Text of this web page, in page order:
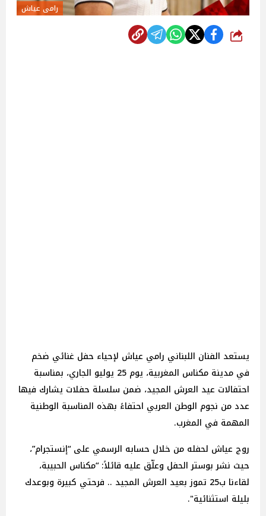
رامى عياش
شارك
يستعد الفنان اللبناني رامي عياش لإحياء حفل غنائي ضخم
في مدينة مكناس المغربية، يوم 25 يوليو الجاري، بمناسبة
احتفالات عيد العرش المجيد، ضمن سلسلة حفلات يشارك فيها
عدد من نجوم الوطن العربي احتفاءً بهذه المناسبة الوطنية
المهمة في المغرب.
روج عياش لحفله من خلال حسابه الرسمي على “إنستجرام”،
حيث نشر بوستر الحفل وعلّق عليه قائلاً: “مكناس الحبيبة،
لقاءنا ب25 تموز بعيد العرش المجيد .. فرحتي كبيرة وبوعدك
بليلة استثنائية".